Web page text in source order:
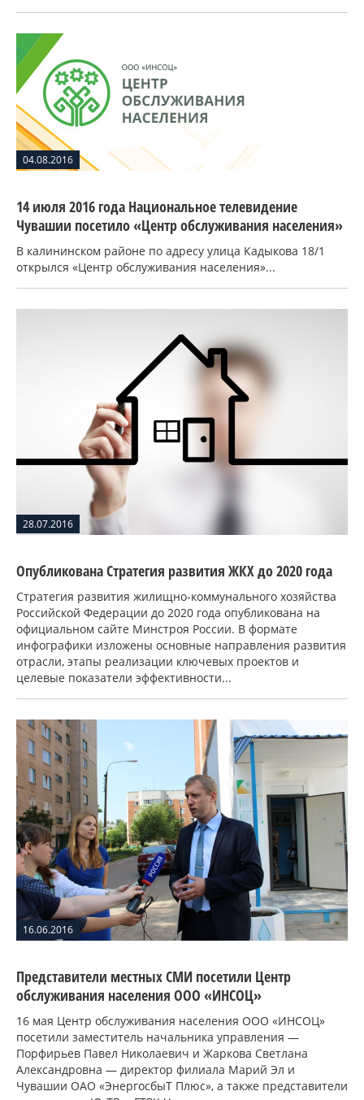
04.08.2016
14 июля 2016 года Национальное телевидение
Чувашии посетило «Центр обслуживания населения»
В калининском районе по адресу улица Кадыкова 18/1
открылся «Центр обслуживания населения»...
28.07.2016
Опубликована Стратегия развития ЖКХ до 2020 года
Стратегия развития жилищно-коммунального хозяйства
Российской Федерации до 2020 года опубликована на
официальном сайте Минстроя России. В формате
инфографики изложены основные направления развития
отрасли, этапы реализации ключевых проектов и
целевые показатели эффективности...
16.06.2016
Представители местных СМИ посетили Центр
обслуживания населения ООО «ИНСОЦ»
16 мая Центр обслуживания населения ООО «ИНСОЦ»
посетили заместитель начальника управления —
Порфирьев Павел Николаевич и Жаркова Светлана
Александровна — директор филиала Марий Эл и
Чувашии ОАО «ЭнергосбыТ Плюс», а также представители